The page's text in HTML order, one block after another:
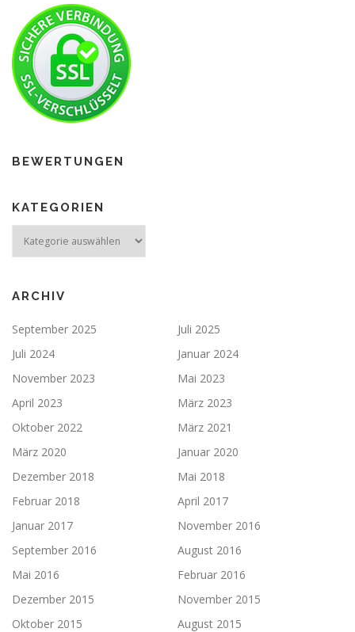
BEWERTUNGEN
KATEGORIEN
ARCHIV
September 2025
Juli 2025
Juli 2024
Januar 2024
November 2023
Mai 2023
April 2023
März 2023
Oktober 2022
März 2021
März 2020
Januar 2020
Dezember 2018
Mai 2018
Februar 2018
April 2017
Januar 2017
November 2016
September 2016
August 2016
Mai 2016
Februar 2016
Dezember 2015
November 2015
Oktober 2015
August 2015